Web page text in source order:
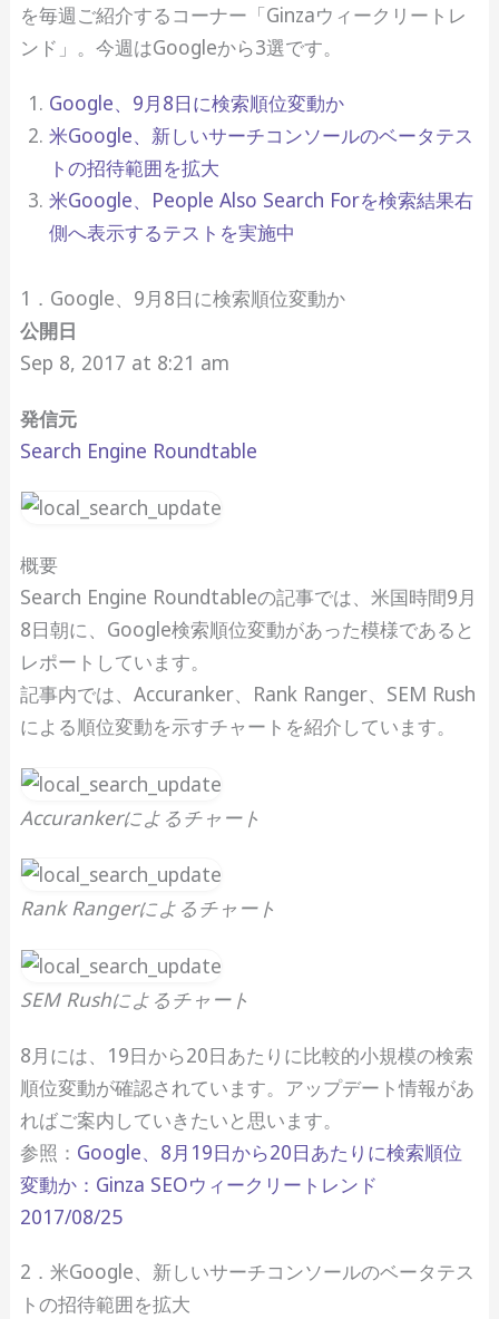
を毎週ご紹介するコーナー「Ginzaウィークリートレ
ンド」。今週はGoogleから3選です。
Google、9月8日に検索順位変動か
米Google、新しいサーチコンソールのベータテス
トの招待範囲を拡大
米Google、People Also Search Forを検索結果右
側へ表示するテストを実施中
1．Google、9月8日に検索順位変動か
公開日
Sep 8, 2017 at 8:21 am
発信元
Search Engine Roundtable
概要
Search Engine Roundtableの記事では、米国時間9月
8日朝に、Google検索順位変動があった模様であると
レポートしています。
記事内では、Accuranker、Rank Ranger、SEM Rush
による順位変動を示すチャートを紹介しています。
Accurankerによるチャート
Rank Rangerによるチャート
SEM Rushによるチャート
8月には、19日から20日あたりに比較的小規模の検索
順位変動が確認されています。アップデート情報があ
ればご案内していきたいと思います。
参照： Google、8月19日から20日あたりに検索順位
変動か：Ginza SEOウィークリートレンド
2017/08/25
2．米Google、新しいサーチコンソールのベータテス
トの招待範囲を拡大